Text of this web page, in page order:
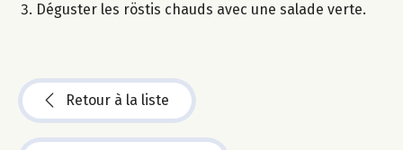
Déguster les röstis chauds avec une salade verte.
Retour à la liste